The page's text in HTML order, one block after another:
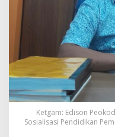
Ketgam: Edison
Sosialisasi Pendidikan